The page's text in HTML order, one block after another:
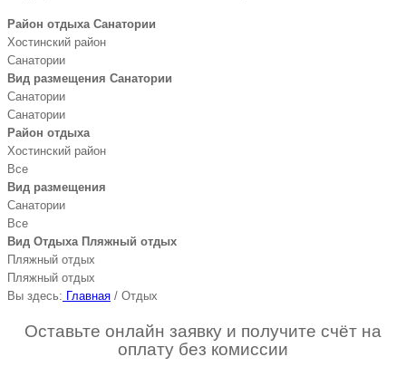
Район отдыха Санатории
Хостинский район
Санатории
Вид размещения Санатории
Санатории
Санатории
Район отдыха
Хостинский район
Все
Вид размещения
Санатории
Все
Вид Отдыха Пляжный отдых
Пляжный отдых
Пляжный отдых
Вы здесь: Главная / Отдых
Оставьте онлайн заявку и получите счёт на
оплату без комиссии